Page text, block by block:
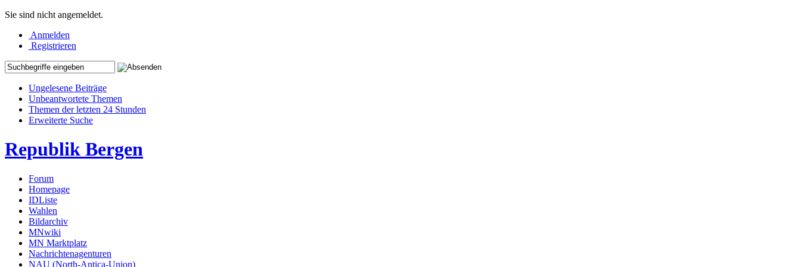
Sie sind nicht angemeldet.
Anmelden
Registrieren
Ungelesene Beiträge
Unbeantwortete Themen
Themen der letzten 24 Stunden
Erweiterte Suche
Republik Bergen
Forum
Homepage
IDListe
Wahlen
Bildarchiv
MNwiki
MN Marktplatz
Nachrichtenagenturen
NAU (North-Antica-Union)